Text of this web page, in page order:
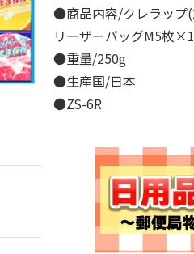
●商品内容/クレラッ
リーザーバッグM5枚
●重量/250g
●生産国/日本
●ZS-6R